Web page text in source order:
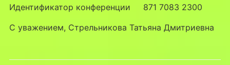
Идентификатор конференции 871 7083 2300
С уважением, Стрельникова Татьяна Дмитриевна